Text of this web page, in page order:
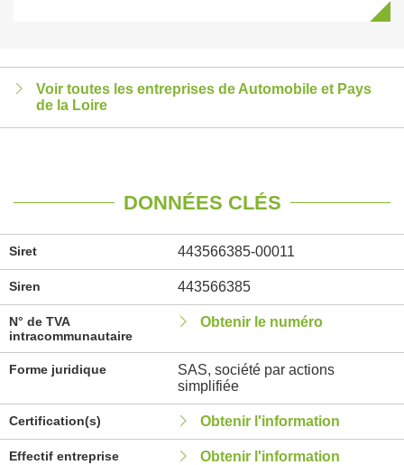
Voir toutes les entreprises de Automobile et Pays
de la Loire
DONNÉES CLÉS
Siret 443566385-00011
Siren 443566385
N° de TVA
intracommunautaire
Obtenir le numéro
Forme juridique
SAS, société par actions
simplifiée
Certification(s) Obtenir l'information
Effectif entreprise Obtenir l'information